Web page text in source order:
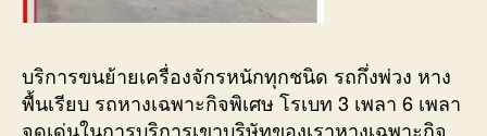
บริการขนย้ายเครื่องจักรหนักทุกชนิด รถกึ่งพ่วง หาง
พื้นเรียบ รถหางเฉพาะกิจพิเศษ โรเบท 3 เพลา 6 เพลา
จุดเด่นในการบริการเขาบริษัทของเราหางเฉพาะกิจ